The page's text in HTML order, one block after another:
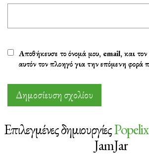
Αποθήκευσε το όνομά μου, email, και τον
αυτόν τον πλοηγό για την επόμενη φορά
Επιλεγμένες δημιουργίες
JamJar